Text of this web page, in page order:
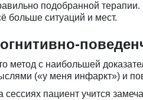
подобранной терапии.
больше ситуаций и мест.
метод с наибольшей
(«у меня инфаркт») и
сессиях пациент учится